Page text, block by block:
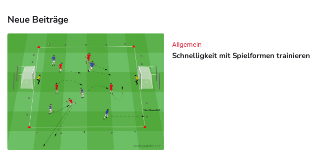
Neue Beiträge
Schnelligkeit mit Spielformen trainieren
Allgemein